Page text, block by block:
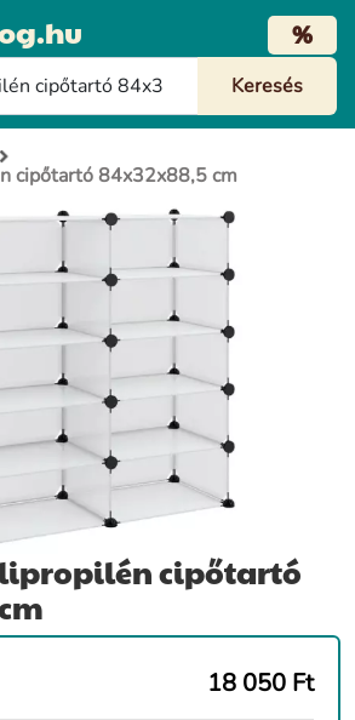
%
cipőtartó 84x32x88,5 cm
cipőtartó
18 050 Ft